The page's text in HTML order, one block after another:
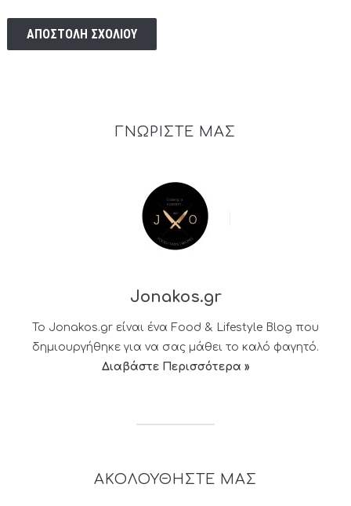
ΓΝΩΡΙΣΤΕ ΜΑΣ
Jonakos.gr
Το Jonakos.gr είναι ένα Food & Lifestyle Blog που
δημιουργήθηκε για να σας μάθει το καλό φαγητό.
Διαβάστε Περισσότερα »
ΑΚΟΛΟΥΘΗΣΤΕ ΜΑΣ